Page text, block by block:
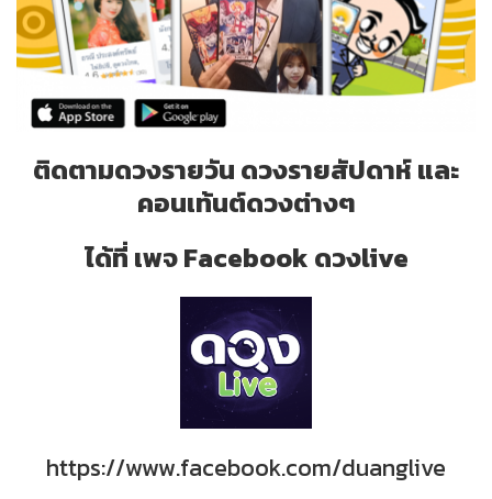
ติดตามดวงรายวัน ดวงรายสัปดาห์ และ
คอนเท้นต์ดวงต่างๆ
ได้ที่ เพจ Facebook ดวงlive
https://www.facebook.com/duanglive